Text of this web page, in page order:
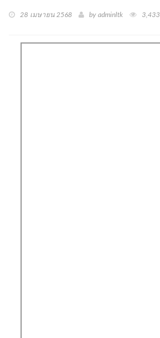
28 เมษายน 2568 by adminltk 3,433